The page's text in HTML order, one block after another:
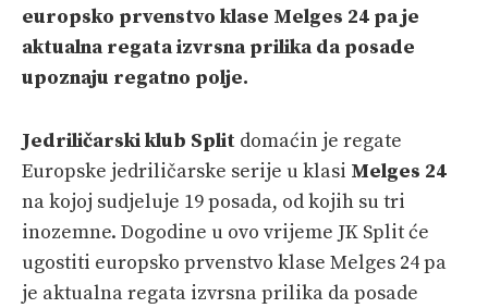
SHOP
europsko prvenstvo klase Melges 24 pa je
aktualna regata izvrsna prilika da posade
upoznaju regatno polje.
Jedriličarski klub Split domaćin je regate
Europske jedriličarske serije u klasi Melges 24
na kojoj sudjeluje 19 posada, od kojih su tri
inozemne. Dogodine u ovo vrijeme JK Split će
ugostiti europsko prvenstvo klase Melges 24 pa
je aktualna regata izvrsna prilika da posade